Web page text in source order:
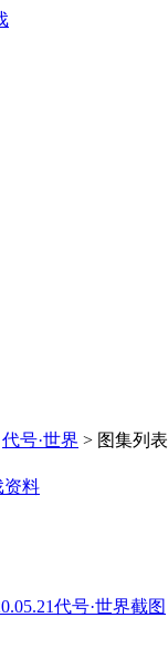
代号·世界 > 图集列表
资料
代号·世界截图